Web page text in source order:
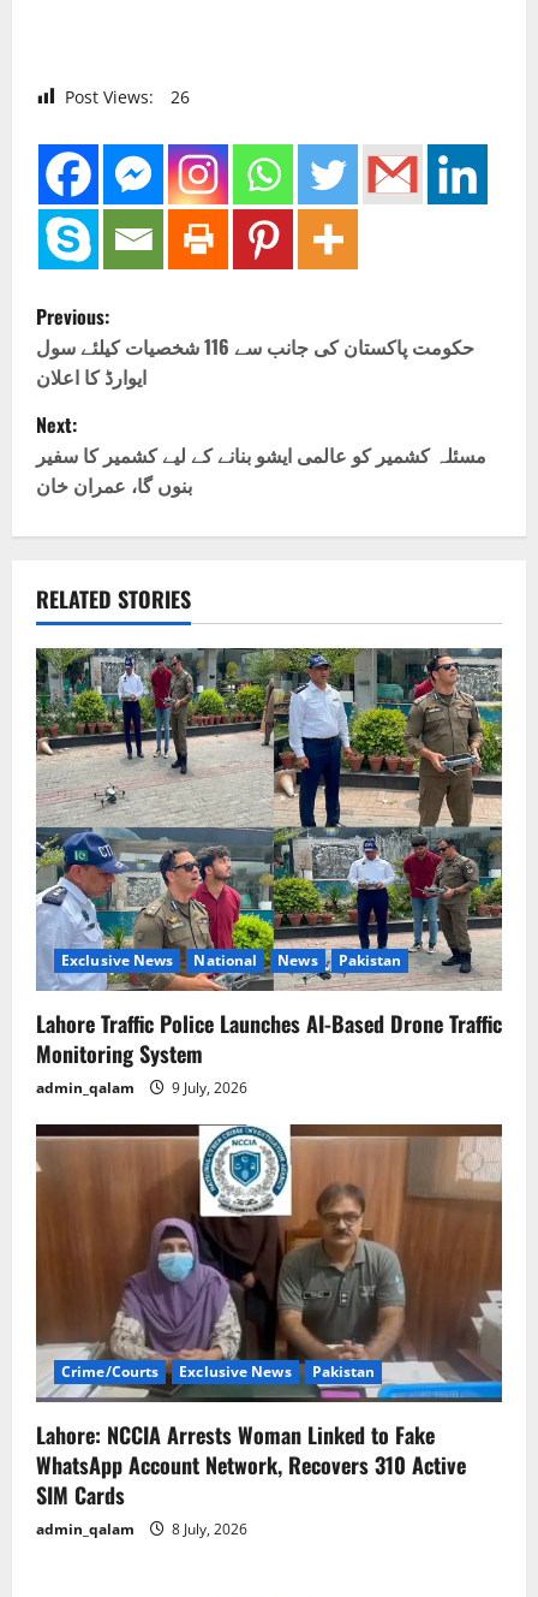
Post Views: 26
P
o
s
t
n
v
i
g
a
t
i
o
n
Previous:
حکومت پاکستان کی جانب سے 116 شخصیات کیلئے سول
ایوارڈ کا اعلان
Next:
مسئلہ کشمیر کو عالمی ایشو بنانے کے لیے کشمیر کا سفیر
بنوں گا، عمران خان
RELATED STORIES
Exclusive News National News Pakistan
Lahore Traffic Police Launches AI-Based Drone Traffic
Monitoring System
admin_qalam 9 July, 2026
Crime/Courts Exclusive News Pakistan
Lahore: NCCIA Arrests Woman Linked to Fake
WhatsApp Account Network, Recovers 310 Active
SIM Cards
admin_qalam 8 July, 2026